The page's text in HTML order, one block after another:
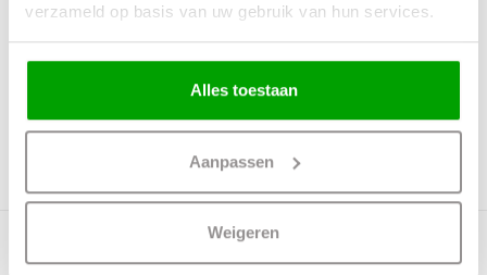
verzameld op basis van uw gebruik van hun services.
Alles toestaan
Aanpassen
Weigeren
IP waarde IP20
Nee
Dimbaar Ja
Nee
Meer producten uit deze serie